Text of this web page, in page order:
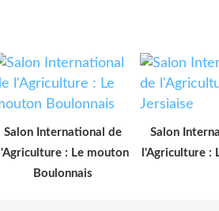
Salon International de
l'Agriculture : Le mouton
Boulonnais
Salon
l'Agriculture :